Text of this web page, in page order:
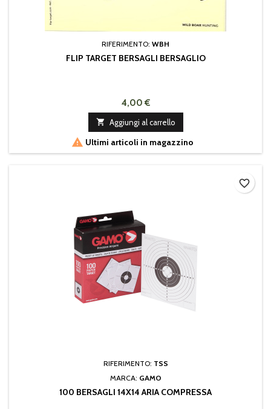
RIFERIMENTO: WBH
FLIP TARGET BERSAGLI BERSAGLIO
4,00 €
 Aggiungi al carrello
 Ultimi articoli in magazzino
RIFERIMENTO: TSS
MARCA: GAMO
100 BERSAGLI 14X14 ARIA COMPRESSA
favorite_border